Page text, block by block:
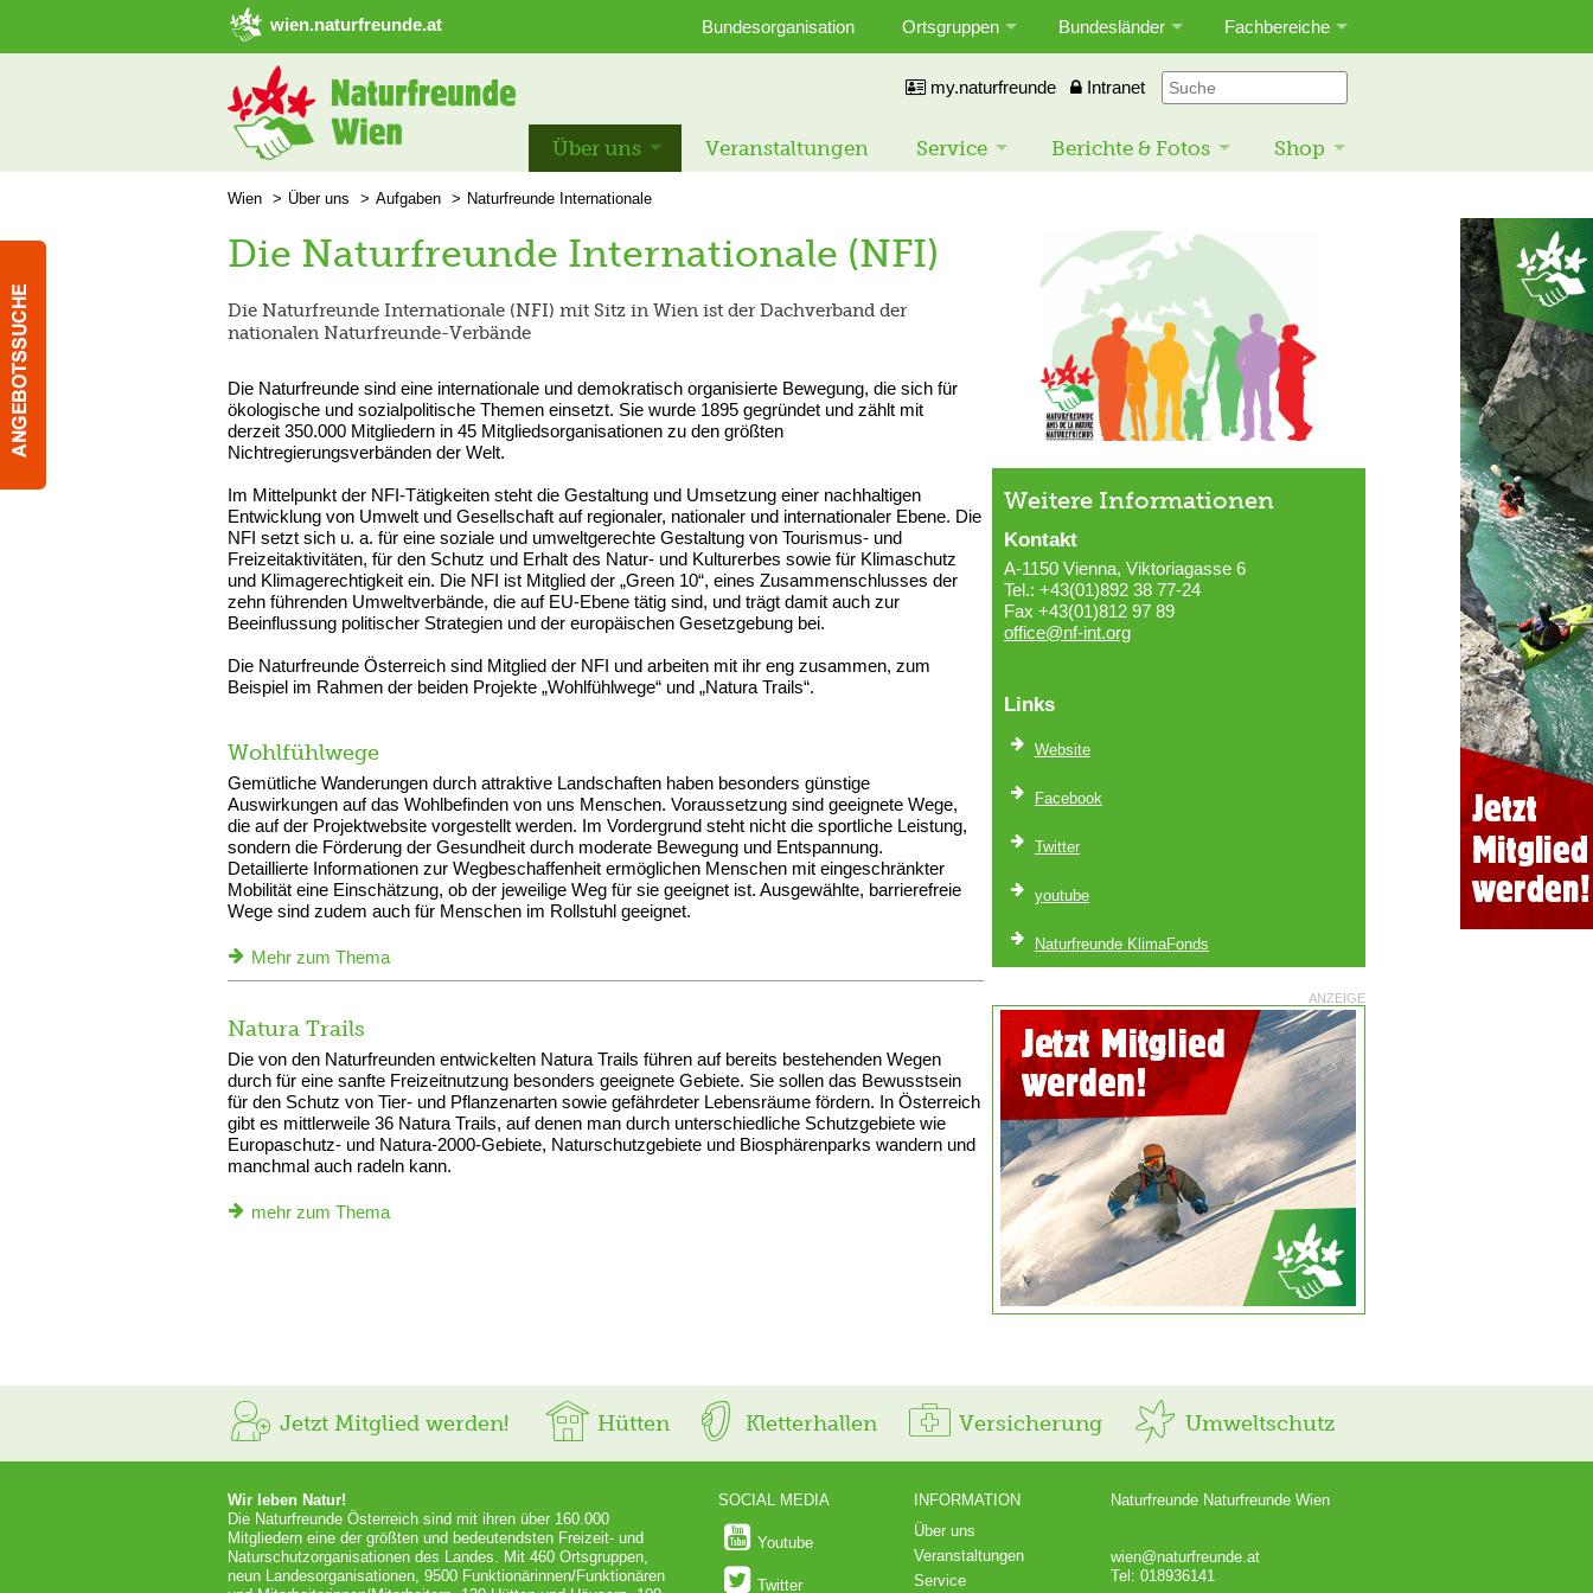
➜ Hauptregion der Seite anspringen
wien.naturfreunde.at Bundesorganisation Ortsgruppen Bundesländer Fachbereiche
my.naturfreunde Intranet
Über uns Veranstaltungen Service Berichte & Fotos Shop
Wien Über uns Aufgaben Naturfreunde Internationale
Die Naturfreunde Internationale (NFI)
Die Naturfreunde Internationale (NFI) mit Sitz in Wien ist der Dachverband der
nationalen Naturfreunde-Verbände
Die Naturfreunde sind eine internationale und demokratisch organisierte Bewegung, die sich für
ökologische und sozialpolitische Themen einsetzt. Sie wurde 1895 gegründet und zählt mit
derzeit 350.000 Mitgliedern in 45 Mitgliedsorganisationen zu den größten
Nichtregierungsverbänden der Welt.
Im Mittelpunkt der NFI-Tätigkeiten steht die Gestaltung und Umsetzung einer nachhaltigen
Entwicklung von Umwelt und Gesellschaft auf regionaler, nationaler und internationaler Ebene. Die
NFI setzt sich u. a. für eine soziale und umweltgerechte Gestaltung von Tourismus- und
Freizeitaktivitäten, für den Schutz und Erhalt des Natur- und Kulturerbes sowie für Klimaschutz
und Klimagerechtigkeit ein. Die NFI ist Mitglied der „Green 10“, eines Zusammenschlusses der
zehn führenden Umweltverbände, die auf EU-Ebene tätig sind, und trägt damit auch zur
Beeinflussung politischer Strategien und der europäischen Gesetzgebung bei.
Die Naturfreunde Österreich sind Mitglied der NFI und arbeiten mit ihr eng zusammen, zum
Beispiel im Rahmen der beiden Projekte „Wohlfühlwege“ und „Natura Trails“.
Wohlfühlwege
Gemütliche Wanderungen durch attraktive Landschaften haben besonders günstige
Auswirkungen auf das Wohlbefinden von uns Menschen. Voraussetzung sind geeignete Wege,
die auf der Projektwebsite vorgestellt werden. Im Vordergrund steht nicht die sportliche Leistung,
sondern die Förderung der Gesundheit durch moderate Bewegung und Entspannung.
Detaillierte Informationen zur Wegbeschaffenheit ermöglichen Menschen mit eingeschränkter
Mobilität eine Einschätzung, ob der jeweilige Weg für sie geeignet ist. Ausgewählte, barrierefreie
Wege sind zudem auch für Menschen im Rollstuhl geeignet.
Mehr zum Thema
Natura Trails
Die von den Naturfreunden entwickelten Natura Trails führen auf bereits bestehenden Wegen
durch für eine sanfte Freizeitnutzung besonders geeignete Gebiete. Sie sollen das Bewusstsein
für den Schutz von Tier- und Pflanzenarten sowie gefährdeter Lebensräume fördern. In Österreich
gibt es mittlerweile 36 Natura Trails, auf denen man durch unterschiedliche Schutzgebiete wie
Europaschutz- und Natura-2000-Gebiete, Naturschutzgebiete und Biosphärenparks wandern und
manchmal auch radeln kann.
mehr zum Thema
Weitere Informationen
Kontakt
A-1150 Vienna, Viktoriagasse 6
Tel.: +43(01)892 38 77-24
Fax +43(01)812 97 89
office@nf-int.org
Links
Website
Facebook
Twitter
youtube
Naturfreunde KlimaFonds
ANZEIGE
Jetzt Mitglied werden! Hütten Kletterhallen Versicherung Umweltschutz
Wir leben Natur!
Die Naturfreunde Österreich sind mit ihren über 160.000
Mitgliedern eine der größten und bedeutendsten Freizeit- und
Naturschutzorganisationen des Landes. Mit 460 Ortsgruppen,
neun Landesorganisationen, 9500 Funktionärinnen/Funktionären
SOCIAL MEDIA
Youtube
Twitter
INFORMATION
Über uns
Veranstaltungen
Service
Naturfreunde Naturfreunde Wien
wien@naturfreunde.at
Tel: 018936141